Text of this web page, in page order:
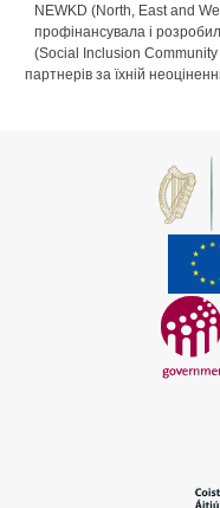
NEWKD (North, East and
профінансувала і
(Social Inclusion Community
партнерів за їхній